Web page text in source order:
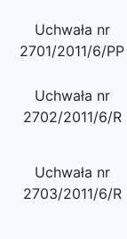
Uchwała nr
2701/2011/6/PP
Uchwała nr
2702/2011/6/R
Uchwała nr
2703/2011/6/R